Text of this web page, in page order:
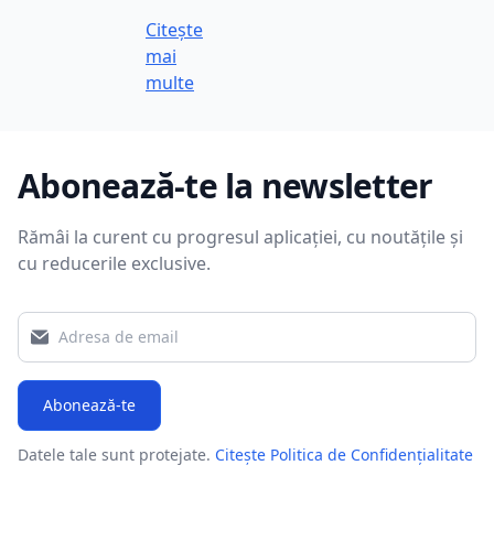
Citește
mai
multe
Abonează-te la newsletter
Rămâi la curent cu progresul aplicației, cu noutățile și
cu reducerile exclusive.
Abonează-te
Datele tale sunt protejate. Citește Politica de Confidențialitate